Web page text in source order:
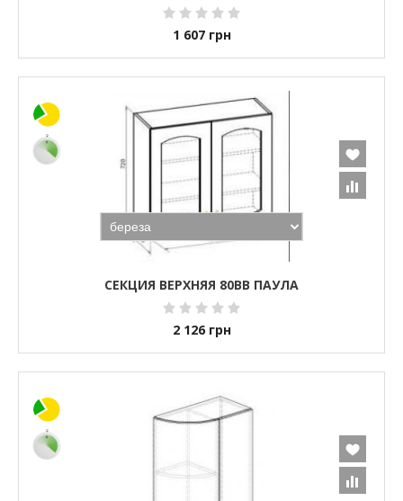
1 607 грн
СЕКЦИЯ ВЕРХНЯЯ 80ВВ ПАУЛА
2 126 грн